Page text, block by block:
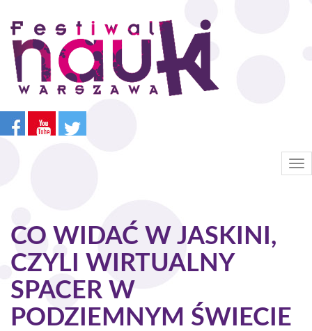
Przejdź
treści
CO WIDAĆ W JASKINI,
CZYLI WIRTUALNY
SPACER W
PODZIEMNYM ŚWIECIE